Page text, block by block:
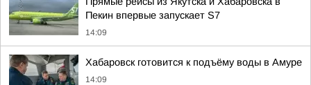
Пекин впервые запускает S7
14:09
Хабаровск готовится к подъёму воды в Амуре
14:09